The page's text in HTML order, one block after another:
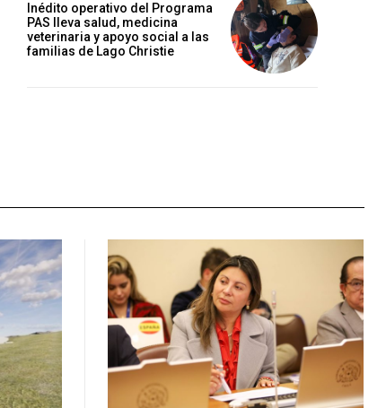
Inédito operativo del Programa
PAS lleva salud, medicina
veterinaria y apoyo social a las
familias de Lago Christie